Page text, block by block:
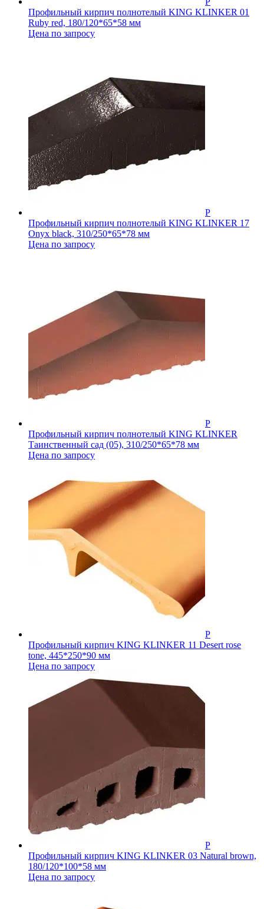
Профильный кирпич полнотелый KING KLINKER 01
Ruby red, 180/120*65*58 мм
Цена по запросу
Профильный кирпич полнотелый KING KLINKER 17
Onyx black, 310/250*65*78 мм
Цена по запросу
Профильный кирпич полнотелый KING KLINKER
Таинственный сад (05), 310/250*65*78 мм
Цена по запросу
Профильный кирпич KING KLINKER 11 Desert rose
tone, 445*250*90 мм
Цена по запросу
Профильный кирпич KING KLINKER 03 Natural brown,
180/120*100*58 мм
Цена по запросу